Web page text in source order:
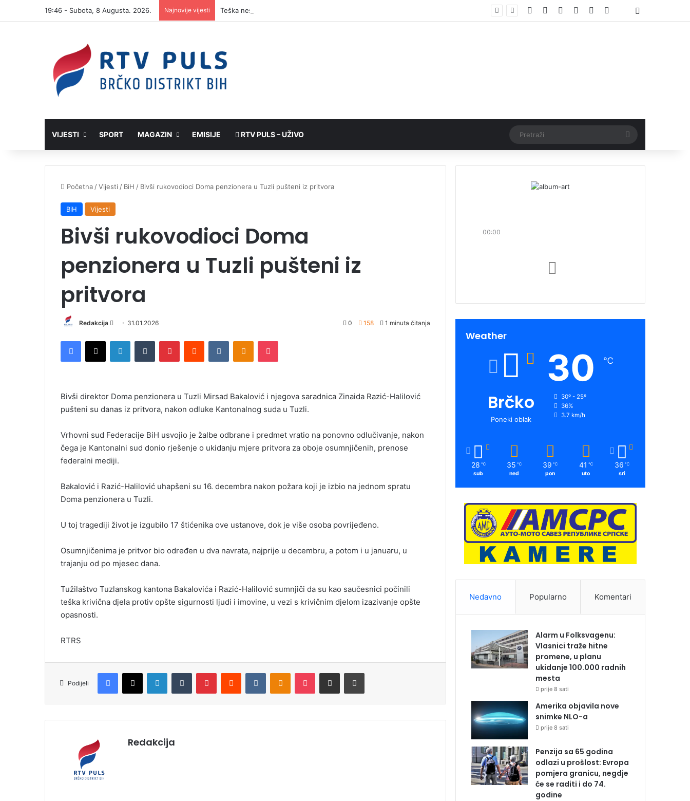
19:46 - Subota, 8 Augusta. 2026. Najnovije vijesti Facebook PinterestYouTubeInstagram Threads
VIJESTI SPORT MAGAZIN EMISIJE RTV PULS – UŽIVO
Početna /Vijesti / BiH / Bivši rukovodioci Doma penzionera u Tuzli pušteni iz pritvora
BiH Vijesti
Bivši rukovodioci Doma
penzionera u Tuzli pušteni iz
pritvora
Redakcija
d
e
m
i
l
31.01.2026 0 158 1 minuta čitanja
Bivši direktor Doma penzionera u Tuzli Mirsad Bakalović i njegova saradnica Zinaida Razić-Halilović
pušteni su danas iz pritvora, nakon odluke Kantonalnog suda u Tuzli.
Vrhovni sud Federacije BiH usvojio je žalbe odbrane i predmet vratio na ponovno odlučivanje, nakon
čega je Kantonalni sud donio rješenje o ukidanju mjere pritvora za oboje osumnjičenih, prenose
federalni mediji.
Bakalović i Razić-Halilović uhapšeni su 16. decembra nakon požara koji je izbio na jednom spratu
Doma penzionera u Tuzli.
U toj tragediji život je izgubilo 17 štićenika ove ustanove, dok je više osoba povrijeđeno.
Osumnjičenima je pritvor bio određen u dva navrata, najprije u decembru, a potom i u januaru, u
trajanju od po mjesec dana.
Tužilaštvo Tuzlanskog kantona Bakalovića i Razić-Halilović sumnjiči da su kao saučesnici počinili
teška krivična djela protiv opšte sigurnosti ljudi i imovine, u vezi s krivičnim djelom izazivanje opšte
opasnosti.
RTRS
Podijeli
Redakcija
00:00
Weather
Brčko
Poneki oblak
30 ℃
30º - 25º
36%
3.7 km/h
28 ℃
sub
35 ℃
ned
39 ℃
pon
41 ℃
uto
36 ℃
sri
Nedavno Popularno Komentari
Alarm u Folksvagenu:
Vlasnici traže hitne
promene, u planu
ukidanje 100.000 radnih
mesta
prije 8 sati
Amerika objavila nove
snimke NLO-a
prije 8 sati
Penzija sa 65 godina
odlazi u prošlost: Evropa
pomjera granicu, negdje
će se raditi i do 74.
godine